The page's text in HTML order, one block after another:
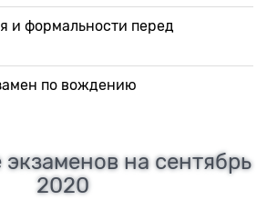
и формальности перед
по вождению
на сентябрь
2020